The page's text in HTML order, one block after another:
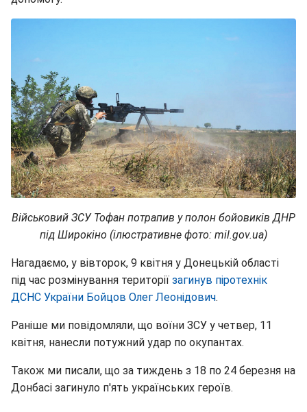
Військовий ЗСУ Тофан потрапив у полон бойовиків ДНР
під Широкіно (ілюстративне фото: mil.gov.ua)
Нагадаємо, у вівторок, 9 квітня у Донецькій області
під час розмінування території загинув піротехнік
ДСНС України Бойцов Олег Леонідович.
Раніше ми повідомляли, що воїни ЗСУ у четвер, 11
квітня, нанесли потужний удар по окупантах.
Також ми писали, що за тиждень з 18 по 24 березня на
Донбасі загинуло п'ять українських героїв.